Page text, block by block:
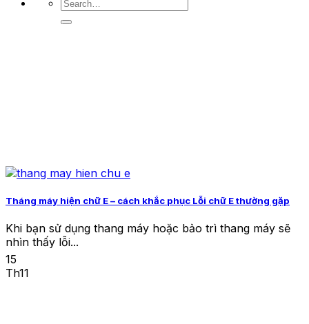
Tháng máy hiện chữ E – cách khắc phục Lỗi chữ E thường gặp
Khi bạn sử dụng thang máy hoặc bảo trì thang máy sẽ
nhìn thấy lỗi...
15
Th11